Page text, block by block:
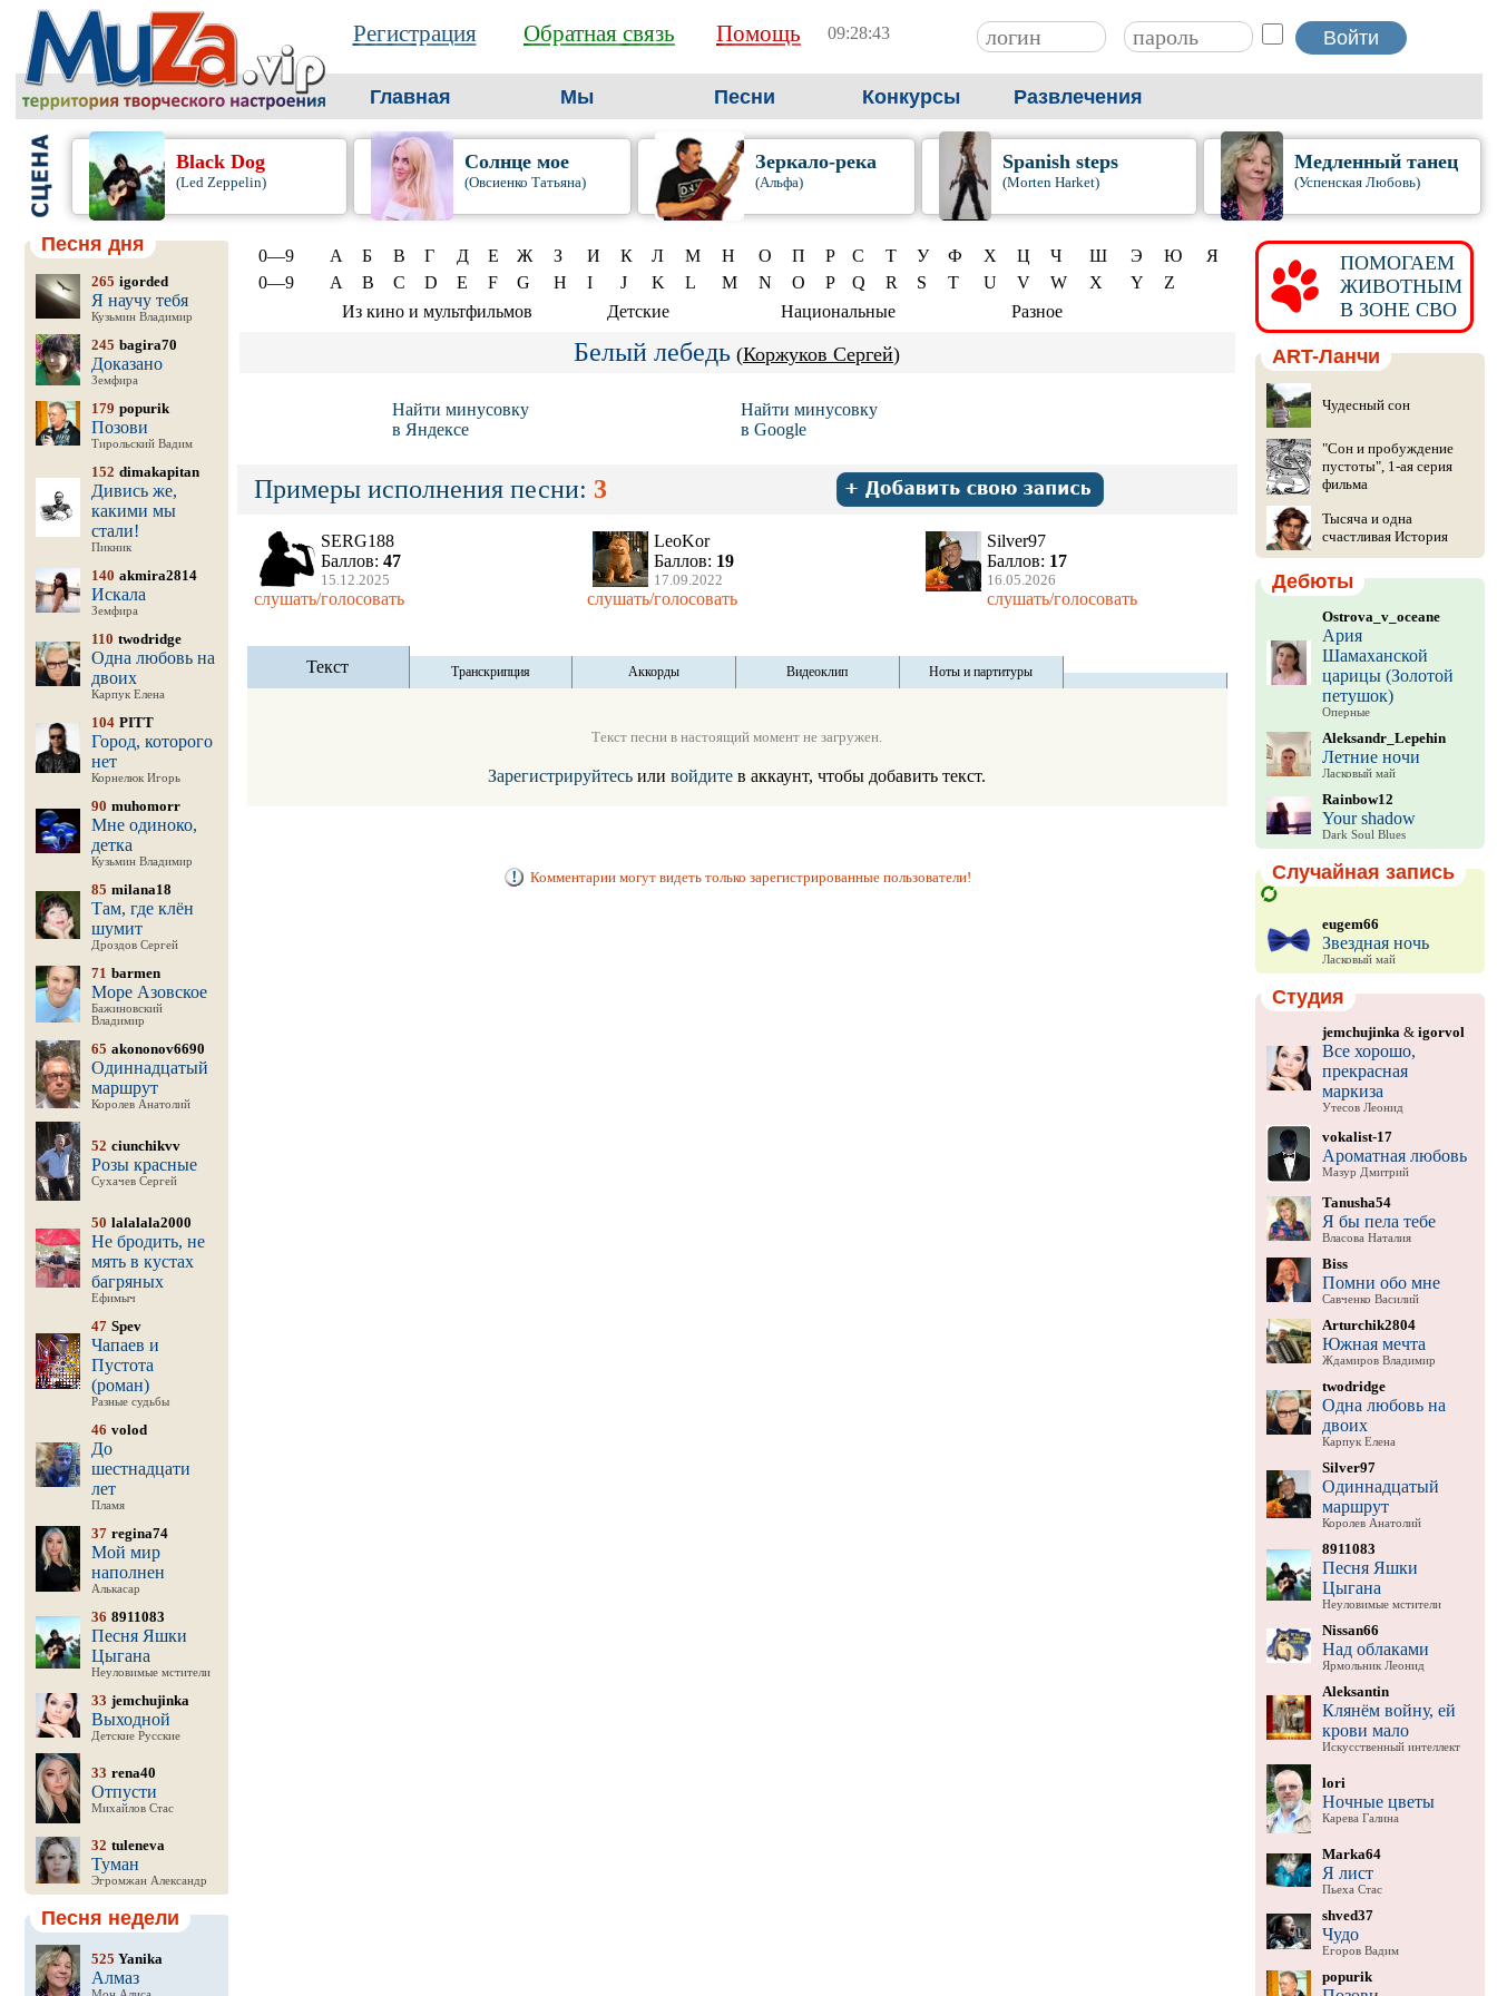
Регистрация Обратная связь Помощь 09:28:43
Главная Мы Песни Конкурсы Развлечения
Black Dog
(Led Zeppelin)
Солнце мое
(Овсиенко Татьяна)
Зеркало-река
(Альфа)
Spanish steps
(Morten Harket)
Медленный танец
(Успенская Любовь)
Песня дня
265 igorded
Я научу тебя
Кузьмин Владимир
245 bagira70
Доказано
Земфира
179 popurik
Позови
Тирольский Вадим
152 dimakapitan
Дивись же,
какими мы
стали!
Пикник
140 akmira2814
Искала
Земфира
110 twodridge
Одна любовь на
двоих
Карпук Елена
104 PITT
Город, которого
нет
Корнелюк Игорь
90 muhomorr
Мне одиноко,
детка
Кузьмин Владимир
85 milana18
Там, где клён
шумит
Дроздов Сергей
71 barmen
Море Азовское
Бажиновский
Владимир
65 akononov6690
Одиннадцатый
маршрут
Королев Анатолий
52 ciunchikvv
Розы красные
Сухачев Сергей
50 lalalala2000
Не бродить, не
мять в кустах
багряных
Ефимыч
47 Spev
Чапаев и
Пустота
(роман)
Разные судьбы
46 volod
До
шестнадцати
лет
Пламя
37 regina74
Мой мир
наполнен
Алькасар
36 8911083
Песня Яшки
Цыгана
Неуловимые мстители
33 jemchujinka
Выходной
Детские Русские
33 rena40
Отпусти
Михайлов Стас
32 tuleneva
Туман
Эгромжан Александр
Песня недели
525 Yanika
Алмаз
0—9 А Б В Г Д Е Ж З И К Л М Н О П Р С Т У Ф Х Ц Ч Ш Э Ю
Я
0—9
A B C D E F G H I J K L M N O P Q R S T U V W X Y
Z
Из кино и мультфильмов
Детские Национальные Разное
Белый лебедь (Коржуков Сергей)
Найти минусовку
в Яндексе
Найти минусовку
в Google
Примеры исполнения песни: 3
SERG188
Баллов: 47
15.12.2025
слушать/голосовать
LeoKor
Баллов: 19
17.09.2022
слушать/голосовать
Silver97
Баллов: 17
16.05.2026
слушать/голосовать
Текст Транскрипция Аккорды Видеоклип Ноты и партитуры
Текст песни в настоящий момент не загружен.
Зарегистрируйтесь или войдите в аккаунт, чтобы добавить текст.
Комментарии могут видеть только зарегистрированные пользователи!
ПОМОГАЕМ
ЖИВОТНЫМ
В ЗОНЕ СВО
ART-Ланчи
Чудесный сон
"Сон и пробуждение
пустоты", 1-ая серия
фильма
Тысяча и одна
счастливая История
Дебюты
Ostrova_v_oceane
Ария
Шамаханской
царицы (Золотой
петушок)
Оперные
Aleksandr_Lepehin
Летние ночи
Ласковый май
Rainbow12
Your shadow
Dark Soul Blues
Случайная запись
eugem66
Звездная ночь
Ласковый май
Студия
jemchujinka & igorvol
Все хорошо,
прекрасная
маркиза
Утесов Леонид
vokalist-17
Ароматная любовь
Мазур Дмитрий
Tanusha54
Я бы пела тебе
Власова Наталия
Biss
Помни обо мне
Савченко Василий
Arturchik2804
Южная мечта
Ждамиров Владимир
twodridge
Одна любовь на
двоих
Карпук Елена
Silver97
Одиннадцатый
маршрут
Королев Анатолий
8911083
Песня Яшки
Цыгана
Неуловимые мстители
Nissan66
Над облаками
Ярмольник Леонид
Aleksantin
Клянём войну, ей
крови мало
Искусственный интеллект
lori
Ночные цветы
Карева Галина
Marka64
Я лист
Пьеха Стас
shved37
Чудо
Егоров Вадим
popurik